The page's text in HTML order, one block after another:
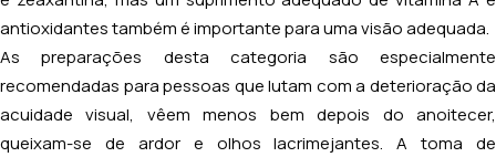
antioxidantes também é importante para uma visão adequada.
As preparações desta categoria são especialmente
recomendadas para pessoas que lutam com a deterioração da
acuidade visual, vêem menos bem depois do anoitecer,
queixam-se de ardor e olhos lacrimejantes. A toma de